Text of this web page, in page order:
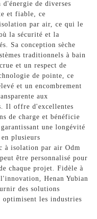
de diverses
et fiable, ce
par air, ce qui le
la sécurité et la
Sa conception sèche
traditionnels à bain
et un respect de
de pointe, ce
et un encombrement
aux
Il offre d'excellentes
de charge et bénéficie
une longévité
plusieurs
à isolation par air Odm
être personnalisé pour
chaque projet. Fidèle à
Henan Yubian
des solutions
optimisent les industries